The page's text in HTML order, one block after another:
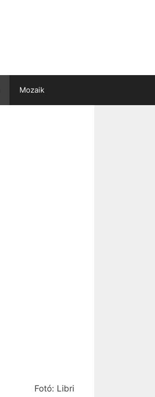
Mozaik
Fotó: Libri